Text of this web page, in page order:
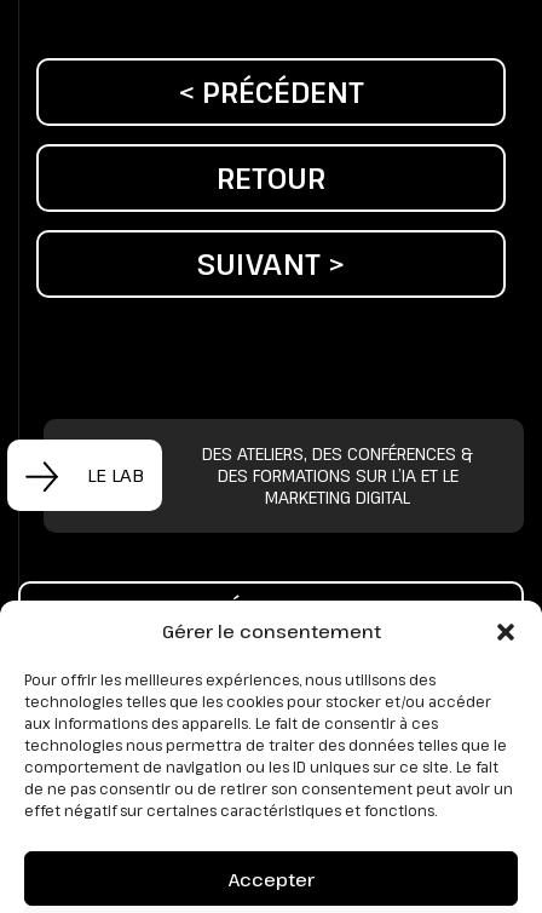
Gérer le consentement
Pour offrir les meilleures expériences, nous utilisons des
technologies telles que les cookies pour stocker et/ou accéder
aux informations des appareils. Le fait de consentir à ces
technologies nous permettra de traiter des données telles que le
comportement de navigation ou les ID uniques sur ce site. Le fait
de ne pas consentir ou de retirer son consentement peut avoir un
effet négatif sur certaines caractéristiques et fonctions.
Accepter
< PRÉCÉDENT
RETOUR
SUIVANT >
LE LAB
DES ATELIERS, DES CONFÉRENCES &
DES FORMATIONS SUR L’IA ET LE
MARKETING DIGITAL
PRENONS UN CAFÉ POUR PARLER DE VOTRE
PROJET
8 Rue du Baronnet, 74000 ANNECY (Bureau)